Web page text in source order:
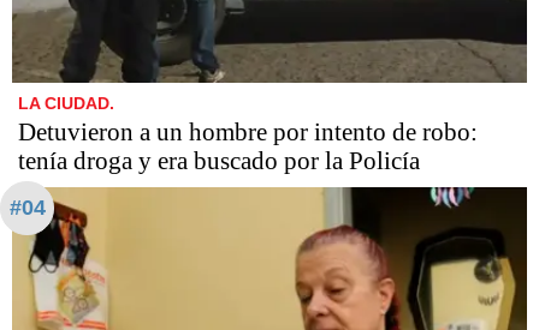
LA CIUDAD.
Detuvieron a un hombre por intento de robo:
tenía droga y era buscado por la Policía
#04